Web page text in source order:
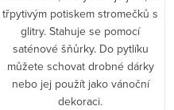
třpytivým potiskem stromečků s
glitry. Stahuje se pomocí
saténové šňůrky. Do pytlíku
můžete schovat drobné dárky
nebo jej použít jako vánoční
dekoraci.